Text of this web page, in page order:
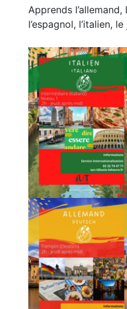
Apprends l’allemand,
l’espagnol, l’italien,